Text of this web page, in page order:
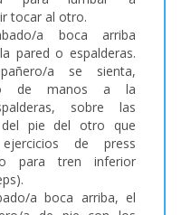
tocar al otro.
a boca arriba
pared o espalderas.
a se sienta,
de manos a la
sobre las
del pie del otro que
de press
para tren inferior
a boca arriba, el